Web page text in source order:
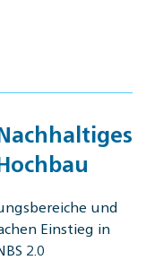
und
Einstieg in
2.0